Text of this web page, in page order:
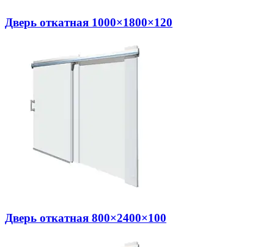
Дверь откатная 1000×1800×120
Дверь откатная 800×2400×100